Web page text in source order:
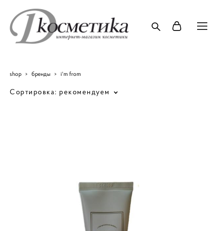
shop > бренды > i'm from
Сортировка: рекомендуем